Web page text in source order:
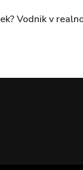
Vodnik v